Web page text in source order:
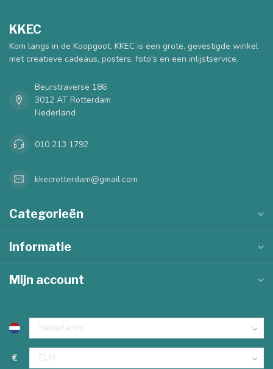
KKEC
Kom langs in de Koopgoot. KKEC is een grote, gevestigde winkel
met creatieve cadeaus, posters, foto's en een inlijstservice.
Beurstraverse 186
3012 AT Rotterdam
Nederland
010 213 1792
kkecrotterdam@gmail.com
Categorieën
Informatie
Mijn account
€